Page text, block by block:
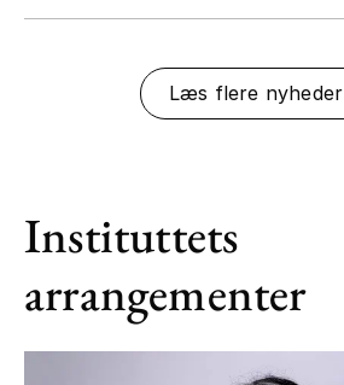
Læs flere nyheder
Instituttets
arrangementer